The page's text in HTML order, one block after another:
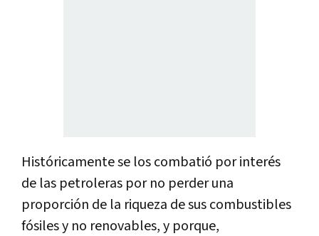
Históricamente se los combatió por interés
de las petroleras por no perder una
proporción de la riqueza de sus combustibles
fósiles y no renovables, y porque,